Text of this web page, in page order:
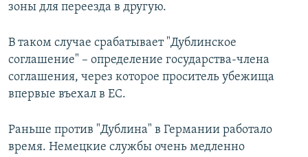
зоны для переезда в другую.
В таком случае срабатывает "Дублинское
соглашение" – определение государства-члена
соглашения, через которое проситель убежища
впервые въехал в ЕС.
Раньше против "Дублина" в Германии работало
время. Немецкие службы очень медленно